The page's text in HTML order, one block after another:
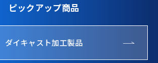
ピックアップ商品
ダイキャスト加工製品